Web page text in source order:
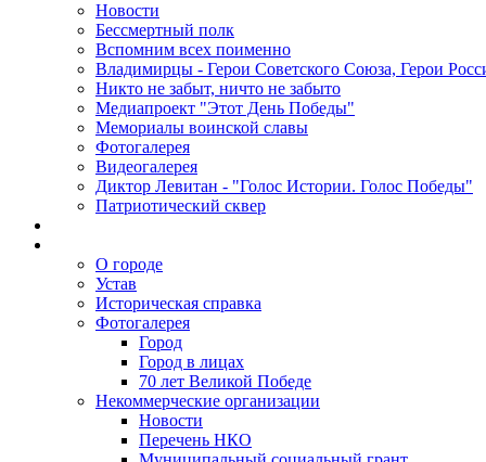
Новости
Бессмертный полк
Вспомним всех поименно
Владимирцы - Герои Советского Союза, Герои
Никто не забыт, ничто не забыто
Медиапроект "Этот День Победы"
Мемориалы воинской славы
Фотогалерея
Видеогалерея
Диктор Левитан - "Голос Истории. Голос Победы"
Патриотический сквер
О городе
Устав
Историческая справка
Фотогалерея
Город
Город в лицах
70 лет Великой Победе
Некоммерческие организации
Новости
Перечень НКО